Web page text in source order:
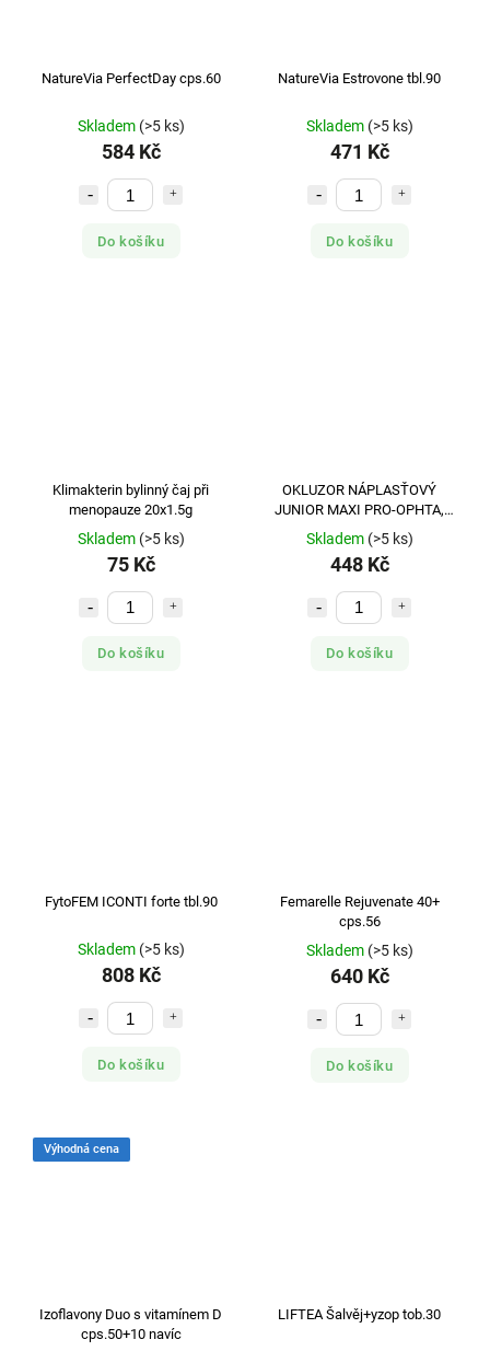
NatureVia PerfectDay cps.60
Skladem (>5 ks)
584 Kč
Do košíku
NatureVia Estrovone tbl.90
Skladem (>5 ks)
471 Kč
Do košíku
Klimakterin bylinný čaj při
menopauze 20x1.5g
Skladem (>5 ks)
75 Kč
Do košíku
OKLUZOR NÁPLASŤOVÝ
JUNIOR MAXI PRO-OPHTA,
/100 KS V BALENÍ/
Skladem (>5 ks)
448 Kč
Do košíku
FytoFEM ICONTI forte tbl.90
Skladem (>5 ks)
808 Kč
Do košíku
Femarelle Rejuvenate 40+
cps.56
Skladem (>5 ks)
640 Kč
Do košíku
Výhodná cena
Izoflavony Duo s vitamínem D
cps.50+10 navíc
LIFTEA Šalvěj+yzop tob.30